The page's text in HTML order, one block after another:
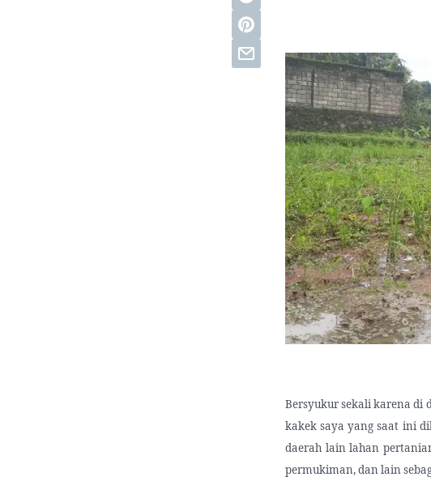
Bersyukur sekali karena di
kakek saya yang saat ini
daerah lain lahan
permukiman, dan lain